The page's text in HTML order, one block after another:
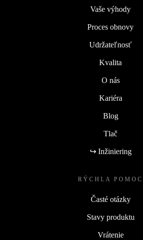
Vaše výhody
Proces obnovy
Udržateľnosť
Kvalita
O nás
Kariéra
Blog
Tlač
↪ Inžiniering
RÝCHLA POMOC
Časté otázky
Stavy produktu
Vrátenie